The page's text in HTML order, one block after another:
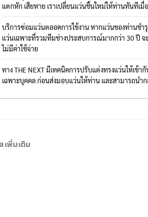
แตกหัก เสียหาย เราเปลี่ยนแว่นชิ้นใหม่ให้ท่านทันทีเมื่
บริการซ่อมแว่นตลอดการใช้งาน หากแว่นของท่านชำ
แว่นเฉพาะที่รวมทีมช่างประสบการณ์มากกว่า 30 ปี
ไม่มีค่าใช้จ่าย
ทาง THE NEXT มีเทคนิคการปรับแต่งทรงแว่นให้เข้
เฉพาะบุคคล ก่อนส่งมอบแว่นให้ท่าน และสามารถนำ
เพิ่มเติม